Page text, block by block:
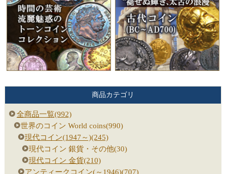
商品カテゴリ
全商品一覧(992)
世界のコイン World coins(990)
現代コイン(1947～)(245)
現代コイン 銀貨・その他(30)
現代コイン 金貨(210)
アンティークコイン(～1946)(707)